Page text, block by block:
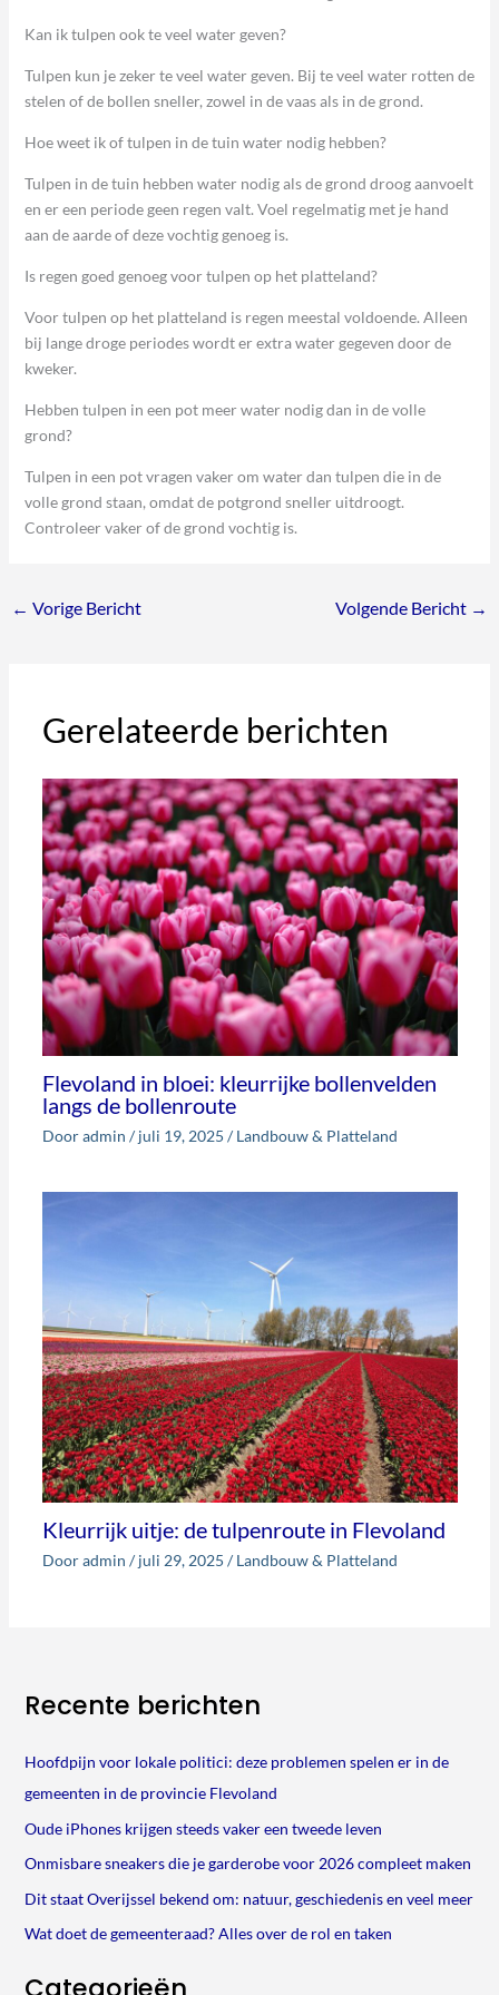
Kan ik tulpen ook te veel water geven?
Tulpen kun je zeker te veel water geven. Bij te veel water rotten de
stelen of de bollen sneller, zowel in de vaas als in de grond.
Hoe weet ik of tulpen in de tuin water nodig hebben?
Tulpen in de tuin hebben water nodig als de grond droog aanvoelt
en er een periode geen regen valt. Voel regelmatig met je hand
aan de aarde of deze vochtig genoeg is.
Is regen goed genoeg voor tulpen op het platteland?
Voor tulpen op het platteland is regen meestal voldoende. Alleen
bij lange droge periodes wordt er extra water gegeven door de
kweker.
Hebben tulpen in een pot meer water nodig dan in de volle
grond?
Tulpen in een pot vragen vaker om water dan tulpen die in de
volle grond staan, omdat de potgrond sneller uitdroogt.
Controleer vaker of de grond vochtig is.
← Vorige Bericht Volgende Bericht →
Gerelateerde berichten
Flevoland in bloei: kleurrijke bollenvelden
langs de bollenroute
Door admin /juli 19, 2025 /Landbouw & Platteland
Kleurrijk uitje: de tulpenroute in Flevoland
Door admin /juli 29, 2025 /Landbouw & Platteland
Recente berichten
Hoofdpijn voor lokale politici: deze problemen spelen er in de
gemeenten in de provincie Flevoland
Oude iPhones krijgen steeds vaker een tweede leven
Onmisbare sneakers die je garderobe voor 2026 compleet maken
Dit staat Overijssel bekend om: natuur, geschiedenis en veel meer
Wat doet de gemeenteraad? Alles over de rol en taken